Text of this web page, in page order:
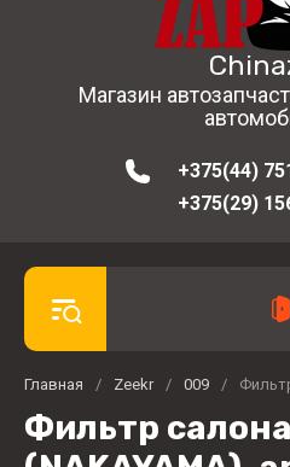
Магазин
+375(44)
+375(29)
Главная / Zeekr / 009 /
Фильтр